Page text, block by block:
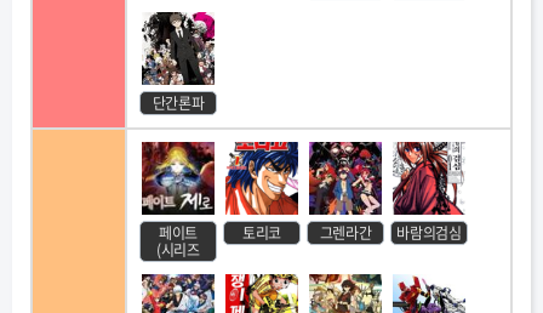
단간론파
페이트
(시리즈
토리코 그렌라간 바람의검심